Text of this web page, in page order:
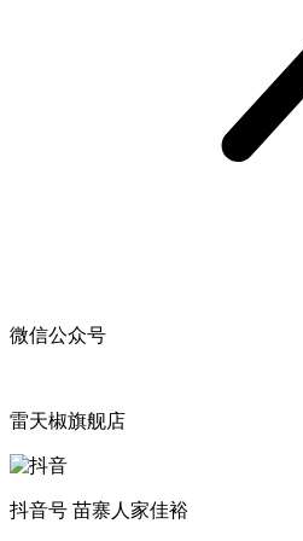
微信公众号
雷天椒旗舰店
抖音号 苗寨人家佳裕